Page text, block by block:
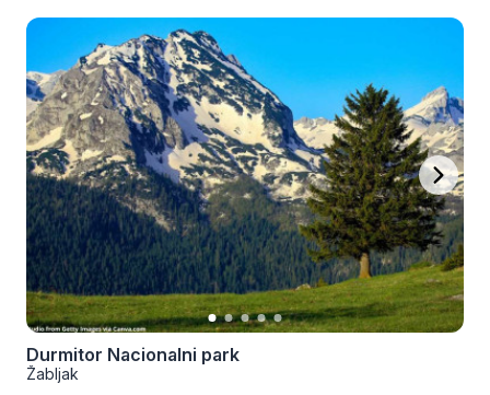
Durmitor Nacionalni park
Žabljak